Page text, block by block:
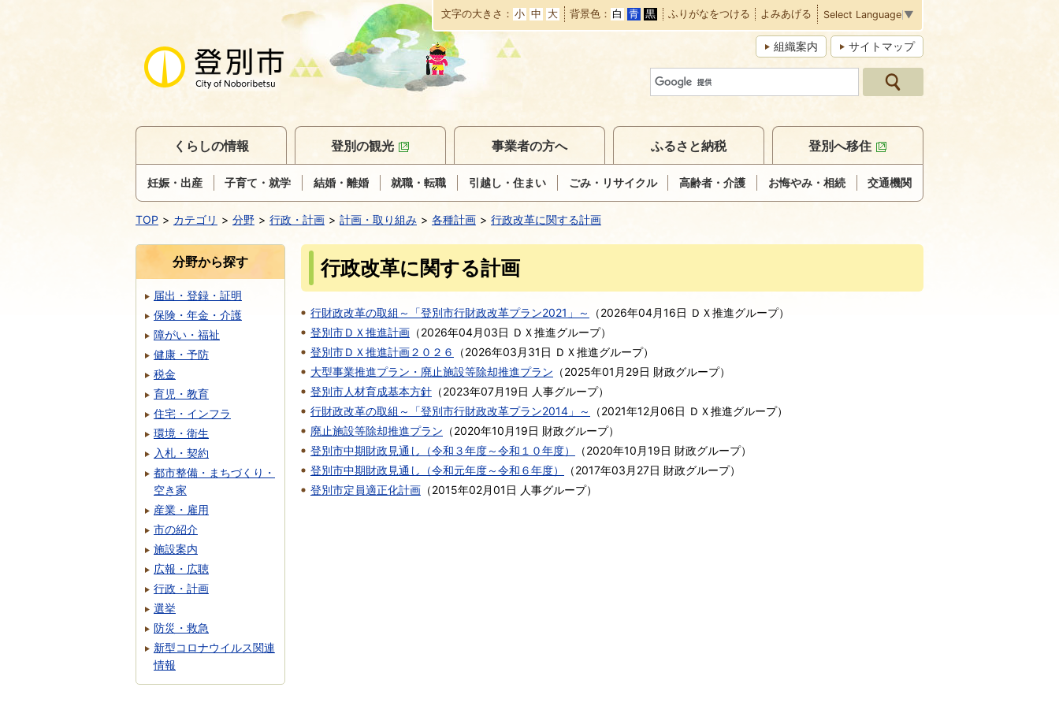
本
文
へ
移
動
文字の大きさ 小 中 大 背景色 白 青 黒 ふりがなをつける よみあげる Select Language ▼
組織案内 サイトマップ
くらしの情報
妊娠・出産 子育て・就学 結婚・離婚 就職・転職 引越し・住まい ごみ・リサイクル 高齢者・介護 お悔やみ・相続 交通機関
登別の観光 事業者の方へ ふるさと納税 登別へ移住
TOP カテゴリ 分野 行政・計画 計画・取り組み 各種計画 行政改革に関する計画
行政改革に関する計画
行財政改革の取組～「登別市行財政改革プラン2021」～ （2026年04月16日 ＤＸ推進グループ）
登別市ＤＸ推進計画 （2026年04月03日 ＤＸ推進グループ）
登別市ＤＸ推進計画２０２６
（2026年03月31日 ＤＸ推進グループ）
大型事業推進プラン・廃止施設等除却推進プラン （2025年01月29日 財政グループ）
登別市人材育成基本方針 （2023年07月19日 人事グループ）
行財政改革の取組～「登別市行財政改革プラン2014」～
（2021年12月06日 ＤＸ推進グループ）
廃止施設等除却推進プラン （2020年10月19日 財政グループ）
登別市中期財政見通し（令和３年度～令和１０年度）
（2020年10月19日 財政グループ）
登別市中期財政見通し（令和元年度～令和６年度）
（2017年03月27日 財政グループ）
登別市定員適正化計画 （2015年02月01日 人事グループ）
分野から探す
届出・登録・証明
保険・年金・介護
障がい・福祉
健康・予防
税金
育児・教育
住宅・インフラ
環境・衛生
入札・契約
都市整備・まちづくり・
空き家
産業・雇用
市の紹介
施設案内
広報・広聴
行政・計画
選挙
防災・救急
新型コロナウイルス関連
情報